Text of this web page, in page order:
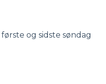
første og sidste søndag